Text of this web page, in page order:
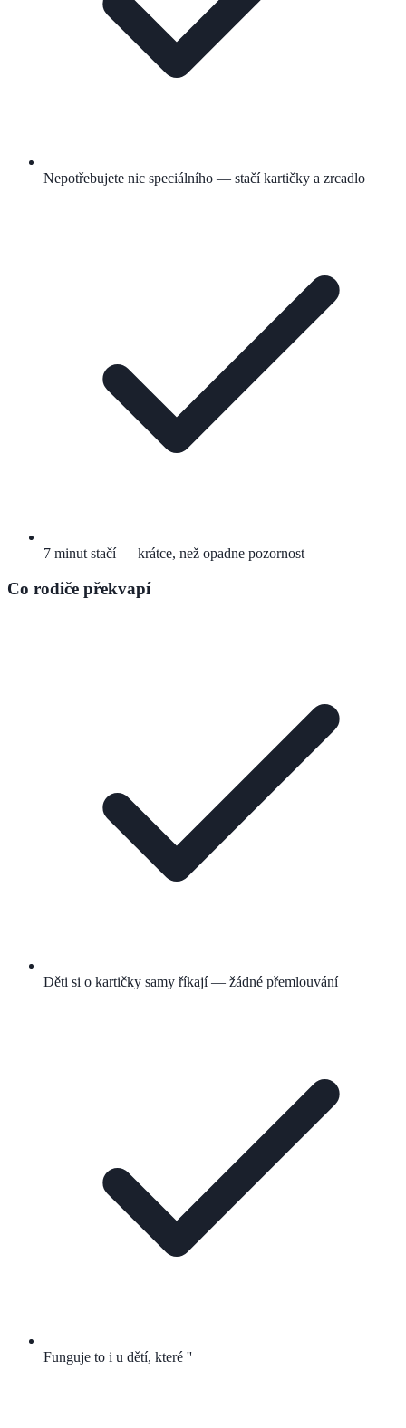
Nepotřebujete nic speciálního — stačí kartičky a zrcadlo
7 minut stačí — krátce, než opadne pozornost
Co rodiče překvapí
Děti si o kartičky samy říkají — žádné přemlouvání
Funguje to i u dětí, které ''